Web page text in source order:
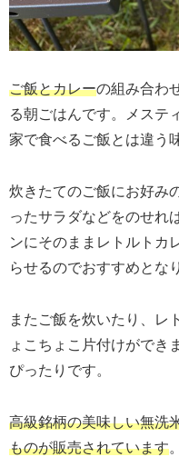
ご飯とカレーの組み合わ
る朝ごはんです。メステ
家で食べるご飯とは違う
炊きたてのご飯にお好み
ったサラダなどをのせれ
ンにそのままレトルトカ
らせるのでおすすめとな
またご飯を炊いたり、レ
ょこちょこ片付けができ
ぴったりです。
高級銘柄の美味しい無洗
ものが販売されています